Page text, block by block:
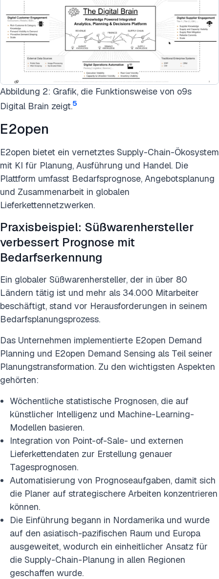
Abbildung 2: Grafik, die Funktionsweise von o9s
Digital Brain zeigt.5
E2open
E2open bietet ein vernetztes Supply-Chain-Ökosystem
mit KI für Planung, Ausführung und Handel. Die
Plattform umfasst Bedarfsprognose, Angebotsplanung
und Zusammenarbeit in globalen
Lieferkettennetzwerken.
Praxisbeispiel: Süßwarenhersteller
verbessert Prognose mit
Bedarfserkennung
Ein globaler Süßwarenhersteller, der in über 80
Ländern tätig ist und mehr als 34.000 Mitarbeiter
beschäftigt, stand vor Herausforderungen in seinem
Bedarfsplanungsprozess.
Das Unternehmen implementierte E2open Demand
Planning und E2open Demand Sensing als Teil seiner
Planungstransformation. Zu den wichtigsten Aspekten
gehörten:
Wöchentliche statistische Prognosen, die auf
künstlicher Intelligenz und Machine-Learning-
Modellen basieren.
Integration von Point-of-Sale- und externen
Lieferkettendaten zur Erstellung genauer
Tagesprognosen.
Automatisierung von Prognoseaufgaben, damit sich
die Planer auf strategischere Arbeiten konzentrieren
können.
Die Einführung begann in Nordamerika und wurde
auf den asiatisch-pazifischen Raum und Europa
ausgeweitet, wodurch ein einheitlicher Ansatz für
die Supply-Chain-Planung in allen Regionen
geschaffen wurde.